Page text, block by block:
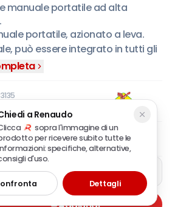
manuale portatile ad alta
portatile, azionato a leva.
può essere integrato in tutti gli
o meccanismo.
premigrasso che protegge il
le sue caratteristiche nel
per ingrassaggio art.66739.
agricoltura, edilizia e
industria manifatturiera,
trasporti ferroviari.
azienda
a Renaudo
sopra l'immagine di un
per ricevere subito tutte le
specifiche, alternative,
d'uso.
Dettagli